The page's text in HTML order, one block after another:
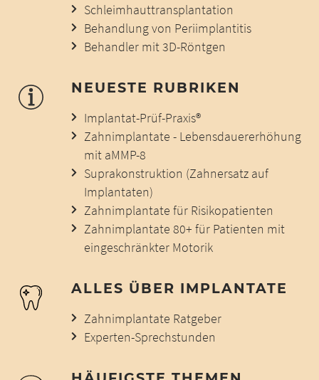
Schleimhauttransplantation
Behandlung von Periimplantitis
Behandler mit 3D-Röntgen
NEUESTE RUBRIKEN
Implantat-Prüf-Praxis®
Zahnimplantate - Lebensdauererhöhung
mit aMMP-8
Suprakonstruktion (Zahnersatz auf
Implantaten)
Zahnimplantate für Risikopatienten
Zahnimplantate 80+ für Patienten mit
eingeschränkter Motorik
ALLES ÜBER IMPLANTATE
Zahnimplantate Ratgeber
Experten-Sprechstunden